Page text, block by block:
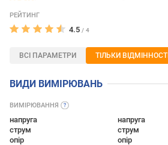
РЕЙТИНГ
4.5 / 4
ВСІ ПАРАМЕТРИ ТІЛЬКИ ВІДМІННОСТІ
ВИДИ ВИМІРЮВАНЬ
ВИМІРЮВАННЯ
напруга
струм
опір
напруга
струм
опір